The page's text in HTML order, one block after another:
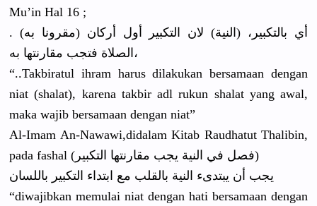
Mu’in Hal 16 ;
. (مقرونا به) أي بالتكبير، (النية) لان التكبير أول أركان
الصلاة فتجب مقارنتها به،
“..Takbiratul ihram harus dilakukan bersamaan dengan
niat (shalat), karena takbir adl rukun shalat yang awal,
maka wajib bersamaan dengan niat”
Al-Imam An-Nawawi,didalam Kitab Raudhatut Thalibin,
pada fashal (فصل في النية يجب مقارنتها التكبير)
يجب أن يبتدىء النية بالقلب مع ابتداء التكبير باللسان
“diwajibkan memulai niat dengan hati bersamaan dengan